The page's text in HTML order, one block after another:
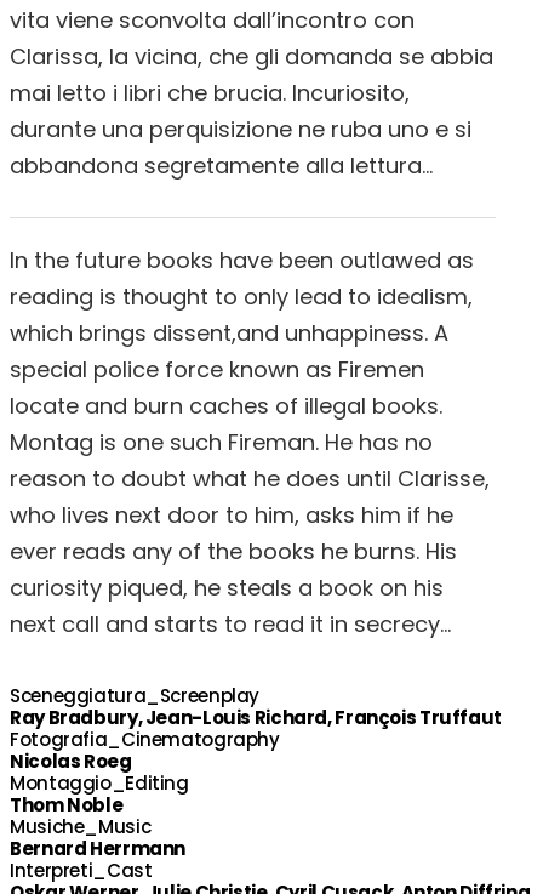
vita viene sconvolta dall’incontro con
Clarissa, la vicina, che gli domanda se abbia
mai letto i libri che brucia. Incuriosito,
durante una perquisizione ne ruba uno e si
abbandona segretamente alla lettura…
In the future books have been outlawed as
reading is thought to only lead to idealism,
which brings dissent,and unhappiness. A
special police force known as Firemen
locate and burn caches of illegal books.
Montag is one such Fireman. He has no
reason to doubt what he does until Clarisse,
who lives next door to him, asks him if he
ever reads any of the books he burns. His
curiosity piqued, he steals a book on his
next call and starts to read it in secrecy…
Sceneggiatura_Screenplay
Ray Bradbury, Jean-Louis Richard, François Truffaut
Fotografia_Cinematography
Nicolas Roeg
Montaggio_Editing
Thom Noble
Musiche_Music
Bernard Herrmann
Interpreti_Cast